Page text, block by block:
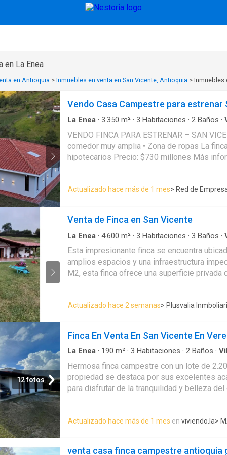
en La Enea
en Antioquia > Inmuebles en venta en San Vicente, Antioquia > Inmuebles
Vendo Casa Campestre para
La Enea · 3.350 m² · 3 Habitaciones · 2 Baños ·
comedor muy amplia • Zona de ropas La finca dispone de 3 fuentes de agua: nacimiento, veredal y quebrada. Escrituras al 100% Excelente acceso, entra cualquier vehículo hasta la propiedad. Se aceptan créditos
hipotecarios Precio: $730
Actualizado hace más de 1 mes> Red de
Venta de Finca en San Vicente
La Enea · 4.600 m² · 3 Habitaciones · 3 Baños ·
Esta impresionante finca se encuentra
amplios espacios y una infraestructura impecable
M2, esta finca ofrece una superficie privada
a las amplias áreas verdes que rodean la finca, perfectas para dar paseos
garantizar el almacenamiento y
un toque de elegancia y sofisticación a cada rincón de la propiedad. Finalmente, la vista panorámica y la zona de lavandería hacen de esta
con la naturaleza, pero sin sacrificar comodidad y
oportunidad única para adquirir una
Marina González 319417----
Actualizado hace 2 semanas> Plusvalia
12 fotos
Finca En Venta En San Vicente En
La Enea · 190 m² · 3 Habitaciones · 2 Baños ·
Hermosa finca campestre con un lote de
propiedad se destaca por sus excelentes
para disfrutar de la tranquilidad y belleza del
Actualizado hace más de 1 mes en viviendo.la>
venta casa finca campestre